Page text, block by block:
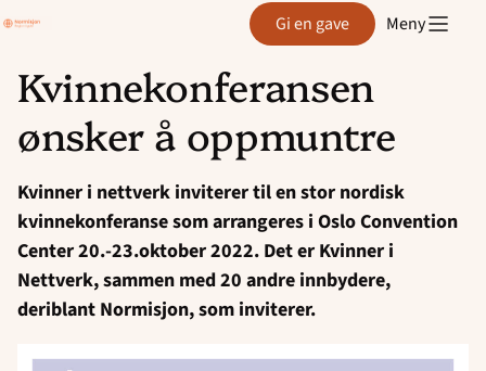
Hopp
innhold
Agder Gi en gave Meny
Kvinnekonferansen
ønsker å oppmuntre
Kvinner i nettverk inviterer til en stor nordisk
kvinnekonferanse som arrangeres i Oslo Convention
Center 20.-23.oktober 2022. Det er Kvinner i
Nettverk, sammen med 20 andre innbydere,
deriblant Normisjon, som inviterer.